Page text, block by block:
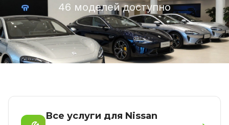
46 моделей доступно
Все услуги для Nissan